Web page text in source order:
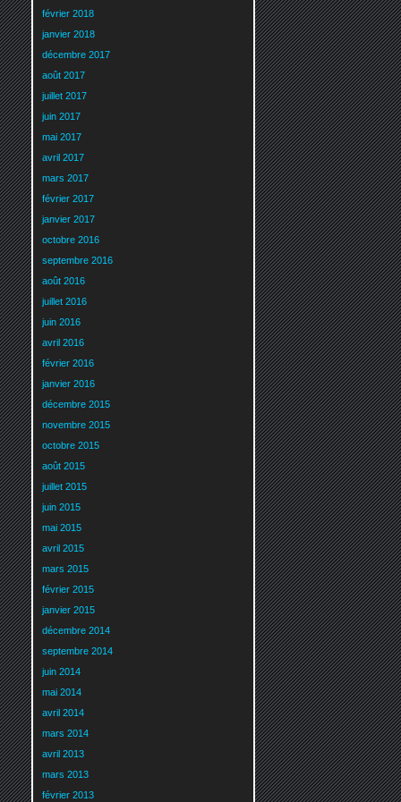
février 2018
janvier 2018
décembre 2017
août 2017
juillet 2017
juin 2017
mai 2017
avril 2017
mars 2017
février 2017
janvier 2017
octobre 2016
septembre 2016
août 2016
juillet 2016
juin 2016
avril 2016
février 2016
janvier 2016
décembre 2015
novembre 2015
octobre 2015
août 2015
juillet 2015
juin 2015
mai 2015
avril 2015
mars 2015
février 2015
janvier 2015
décembre 2014
septembre 2014
juin 2014
mai 2014
avril 2014
mars 2014
avril 2013
mars 2013
février 2013